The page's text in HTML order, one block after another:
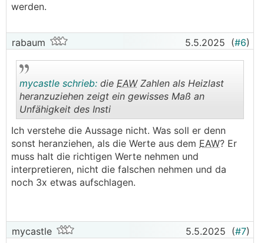
werden.
rabaum 5.5.2025 (#6)
..
mycastle schrieb: die EAWZahlen als Heizlast
heranzuziehen zeigt ein gewisses Maß an
Unfähigkeit des Insti
Ich verstehe die Aussage nicht. Was soll er denn
sonst heranziehen, als die Werte aus dem EAW? Er
muss halt die richtigen Werte nehmen und
interpretieren, nicht die falschen nehmen und da
noch 3x etwas aufschlagen.
mycastle 5.5.2025 (#7)